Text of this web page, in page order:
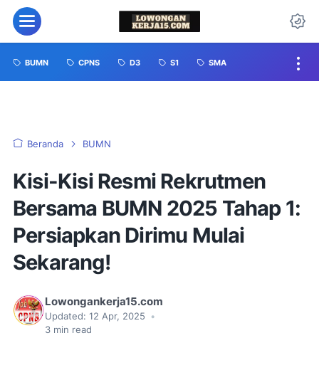
BUMN CPNS D3 S1 SMA
Beranda BUMN
Kisi-Kisi Resmi Rekrutmen
Bersama BUMN 2025 Tahap 1:
Persiapkan Dirimu Mulai
Sekarang!
Lowongankerja15.com
Updated: 12 Apr, 2025
•
3 min read